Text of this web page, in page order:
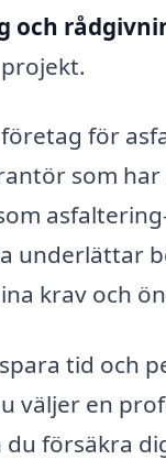
och
för
som
underlättar
krav och
tid och
väljer en
du försäkra